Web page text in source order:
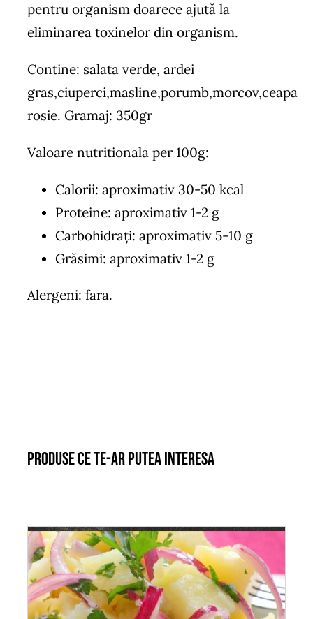
pentru organism doarece ajută la
eliminarea toxinelor din organism.
Contine: salata verde, ardei
gras,ciuperci,masline,porumb,morcov,ceapa
rosie. Gramaj: 350gr
Valoare nutritionala per 100g:
Calorii: aproximativ 30-50 kcal
Proteine: aproximativ 1-2 g
Carbohidrați: aproximativ 5-10 g
Grăsimi: aproximativ 1-2 g
Alergeni: fara.
Produse ce te-ar putea interesa